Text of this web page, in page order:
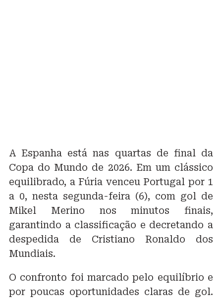
A Espanha está nas quartas de final da
Copa do Mundo de 2026. Em um clássico
equilibrado, a Fúria venceu Portugal por 1
a 0, nesta segunda-feira (6), com gol de
Mikel Merino nos minutos finais,
garantindo a classificação e decretando a
despedida de Cristiano Ronaldo dos
Mundiais.
O confronto foi marcado pelo equilíbrio e
por poucas oportunidades claras de gol.